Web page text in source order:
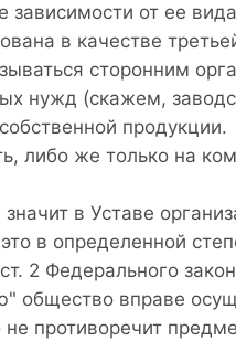
зависимости от ее
в качестве
сторонним
нужд (скажем,
либо же только на
в Уставе
в определенной
2 Федерального
общество вправе
противоречит